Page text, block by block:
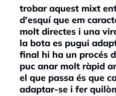
trobar aquest mixt
d'esquí que em
molt directes i una
la bota es pugui
final hi ha un procés
puc anar molt ràpid
el que passa és que
adaptar-se i fer